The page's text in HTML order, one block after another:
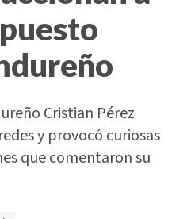
Cristian Pérez
y provocó curiosas
que comentaron su